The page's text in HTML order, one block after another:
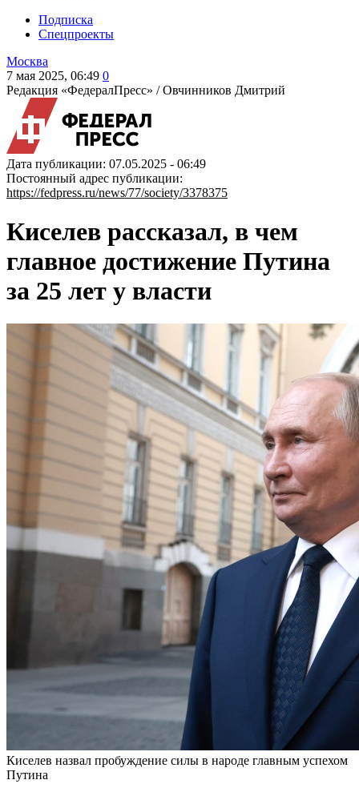
Подписка
Спецпроекты
Москва
7 мая 2025, 06:49 0
Редакция «ФедералПресс» /Овчинников Дмитрий
Дата публикации: 07.05.2025 - 06:49
Постоянный адрес публикации:
https://fedpress.ru/news/77/society/3378375
Киселев рассказал, в чем
главное достижение Путина
за 25 лет у власти
Киселев назвал пробуждение силы в народе главным успехом
Путина